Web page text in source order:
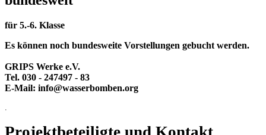
für 5.-6. Klasse
Es können noch bundesweite Vorstellungen gebucht werden.
GRIPS Werke e.V.
Tel. 030 - 247497 - 83
E-Mail: info@wasserbomben.org